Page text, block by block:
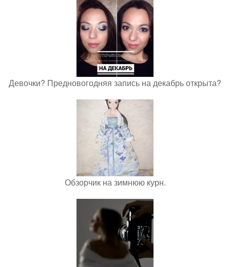
Девочки? Предновогодняя запись на декабрь открыта?
Обзорчик на зимнюю курн.